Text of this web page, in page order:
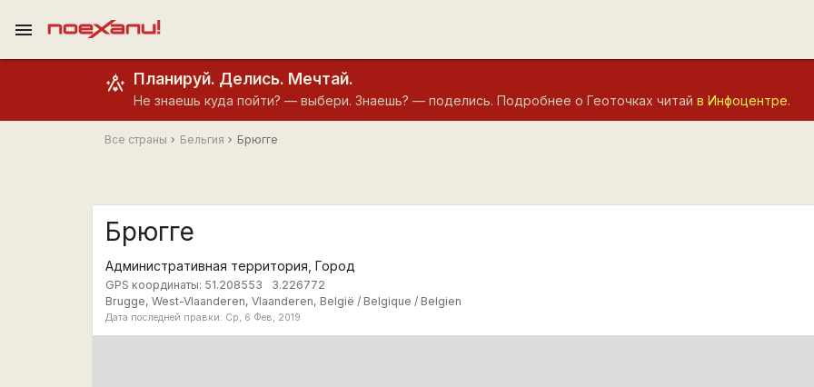
menu
Планируй. Делись. Мечтай.
Не знаешь куда пойти? — выбери. Знаешь? — поделись. Подробнее о Геоточках читай в Инфоцентре.
Все страны Бельгия Брюгге
Брюгге
Административная территория, Город
GPS координаты: 51.208553
3.226772
Brugge, West-Vlaanderen, Vlaanderen, België / Belgique / Belgien
Дата последней правки: Ср, 6 Фев, 2019